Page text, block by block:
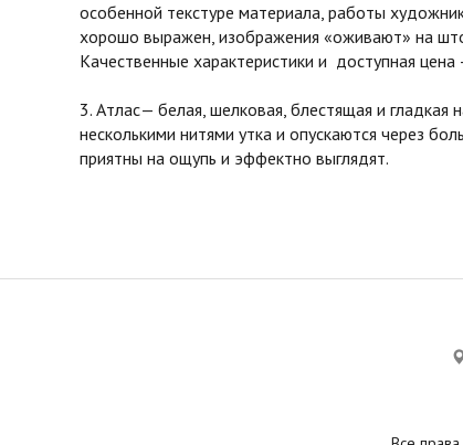
особенной текстуре материала, работы
хорошо выражен, изображения «оживают» на
Качественные характеристики и доступная
3. Атлас— белая, шелковая, блестящая и
несколькими нитями утка и опускаются через
приятны на ощупь и эффектно выглядят.